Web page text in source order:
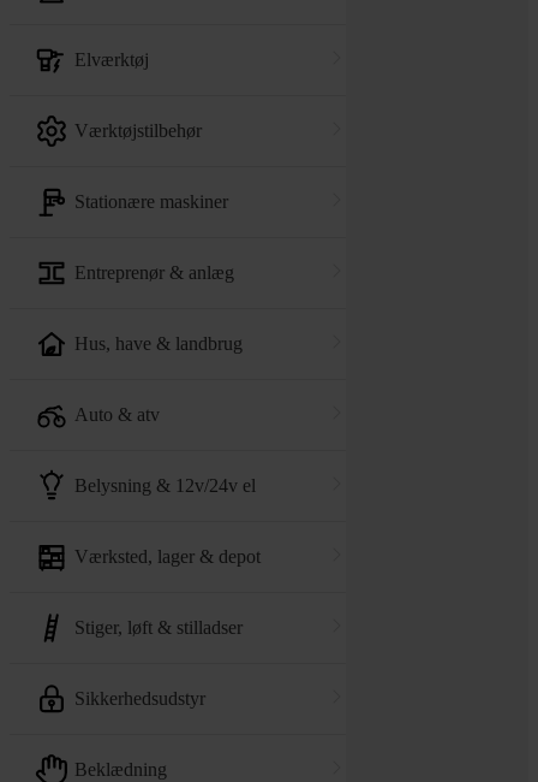
elværktøj
værktøjstilbehør
stationære maskiner
entreprenør & anlæg
hus, have & landbrug
auto & atv
belysning & 12v/24v el
værksted, lager & depot
stiger, løft & stilladser
sikkerhedsudstyr
beklædning